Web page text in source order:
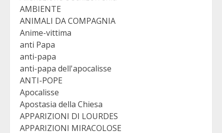
AMBIENTE
ANIMALI DA COMPAGNIA
Anime-vittima
anti Papa
anti-papa
anti-papa dell'apocalisse
ANTI-POPE
Apocalisse
Apostasia della Chiesa
APPARIZIONI DI LOURDES
APPARIZIONI MIRACOLOSE